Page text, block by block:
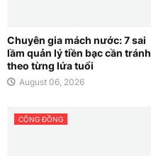
Chuyên gia mách nước: 7 sai
lầm quản lý tiền bạc cần tránh
theo từng lứa tuổi
August 06, 2026
CỘNG ĐỒNG